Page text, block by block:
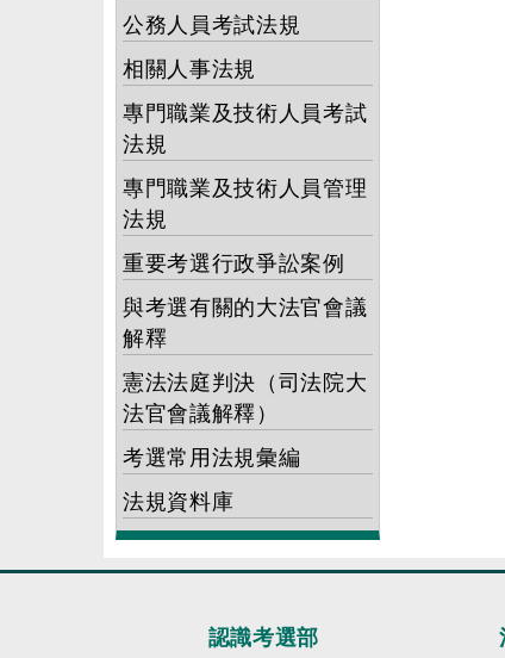
公務人員考試法規
相關人事法規
專門職業及技術人員考試
法規
專門職業及技術人員管理
法規
重要考選行政爭訟案例
與考選有關的大法官會議
解釋
憲法法庭判決（司法院大
法官會議解釋）
考選常用法規彙編
法規資料庫
認識考選部